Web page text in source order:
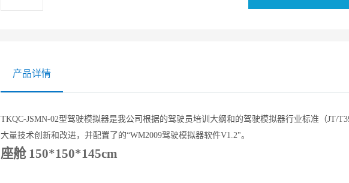
产品详情
TKQC-JSMN-02型驾驶模拟器是我公司根据的驾驶员培训大纲和的驾驶模拟器行业标准（JT/
大量技术创新和改进，并配置了的“WM2009驾驶模拟器软件V1.2"。
座舱150*150*145cm